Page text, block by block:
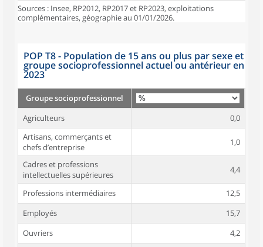
Sources : Insee, RP2012, RP2017 et RP2023, exploitations
complémentaires, géographie au 01/01/2026.
POP T8 - Population de 15 ans ou plus par sexe et
groupe socioprofessionnel actuel ou antérieur en
2023
Groupe socioprofessionnel
Agriculteurs
0,0
Artisans, commerçants et
chefs d’entreprise
1,0
Cadres et professions
intellectuelles supérieures
4,4
Professions intermédiaires
12,5
Employés
15,7
Ouvriers
4,2